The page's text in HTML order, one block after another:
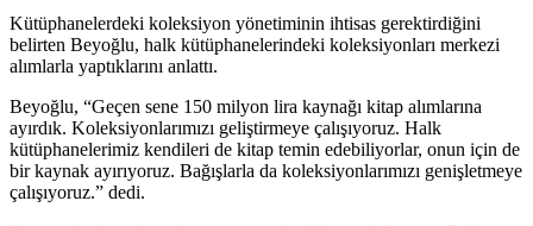
Kütüphanelerdeki koleksiyon yönetiminin ihtisas gerektirdiğini
belirten Beyoğlu, halk kütüphanelerindeki koleksiyonları merkezi
alımlarla yaptıklarını anlattı.
Beyoğlu, “Geçen sene 150 milyon lira kaynağı kitap alımlarına
ayırdık. Koleksiyonlarımızı geliştirmeye çalışıyoruz. Halk
kütüphanelerimiz kendileri de kitap temin edebiliyorlar, onun için de
bir kaynak ayırıyoruz. Bağışlarla da koleksiyonlarımızı genişletmeye
çalışıyoruz.” dedi.